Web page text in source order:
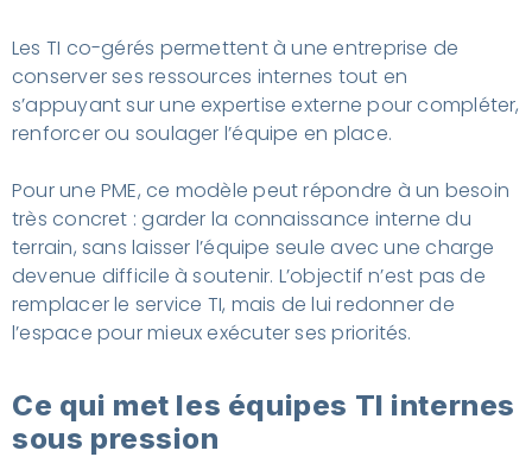
Les TI co-gérés permettent à une entreprise de
conserver ses ressources internes tout en
s’appuyant sur une expertise externe pour compléter,
renforcer ou soulager l’équipe en place.
Pour une PME, ce modèle peut répondre à un besoin
très concret : garder la connaissance interne du
terrain, sans laisser l’équipe seule avec une charge
devenue difficile à soutenir. L’objectif n’est pas de
remplacer le service TI, mais de lui redonner de
l’espace pour mieux exécuter ses priorités.
Ce qui met les équipes TI internes
sous pression